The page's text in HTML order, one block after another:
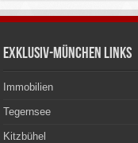
Exklusiv-München Links
Immobilien
Tegernsee
Kitzbühel